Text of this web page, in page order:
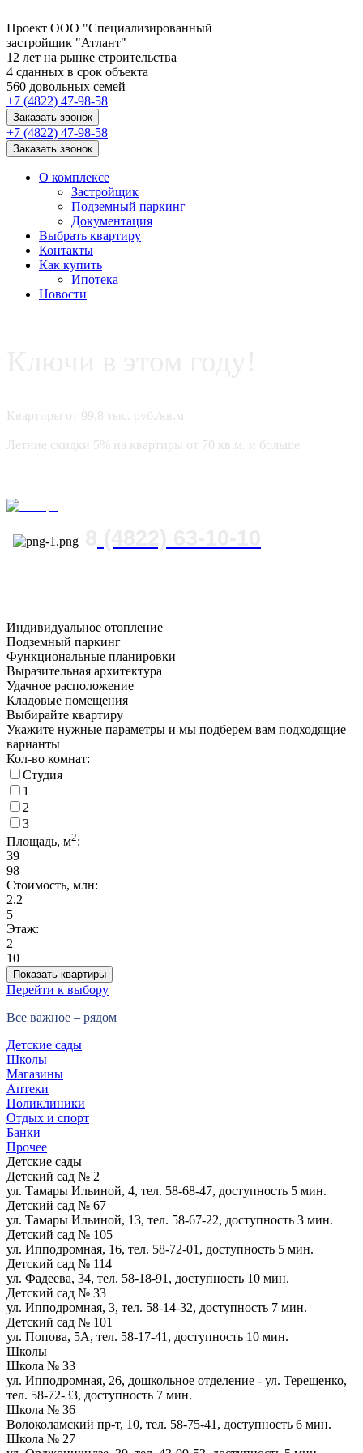
Проект ООО "Специализированный
застройщик "Атлант"
12 лет на рынке строительства
4 сданных в срок объекта
560 довольных семей
+7 (4822) 47-98-58
Заказать звонок
+7 (4822) 47-98-58
Заказать звонок
О комплексе
Застройщик
Подземный паркинг
Документация
Выбрать квартиру
Контакты
Как купить
Ипотека
Новости
Квартиры от 99,8 тыс. руб./кв.м
Летние скидки 5% на квартиры от 70 кв.м. и больше
Индивидуальное отопление
Подземный паркинг
Функциональные планировки
Выразительная архитектура
Удачное расположение
Кладовые помещения
Выбирайте квартиру
Укажите нужные параметры и мы подберем вам подходящие
варианты
Кол-во комнат:
Студия
1
2
3
Площадь, м2:
39
98
Стоимость, млн:
2.2
5
Этаж:
2
10
Показать квартиры
Перейти к выбору
Все важное – рядом
Детские сады
Школы
Магазины
Аптеки
Поликлиники
Отдых и спорт
Банки
Прочее
Детские сады
Детский сад № 2
ул. Тамары Ильиной, 4, тел. 58-68-47, доступность 5 мин.
Детский сад № 67
ул. Тамары Ильиной, 13, тел. 58-67-22, доступность 3 мин.
Детский сад № 105
ул. Ипподромная, 16, тел. 58-72-01, доступность 5 мин.
Детский сад № 114
ул. Фадеева, 34, тел. 58-18-91, доступность 10 мин.
Детский сад № 33
ул. Ипподромная, 3, тел. 58-14-32, доступность 7 мин.
Детский сад № 101
ул. Попова, 5А, тел. 58-17-41, доступность 10 мин.
Школы
Школа № 33
ул. Ипподромная, 26, дошкольное отделение - ул. Терещенко,
тел. 58-72-33, доступность 7 мин.
Школа № 36
Волоколамский пр-т, 10, тел. 58-75-41, доступность 6 мин.
Школа № 27